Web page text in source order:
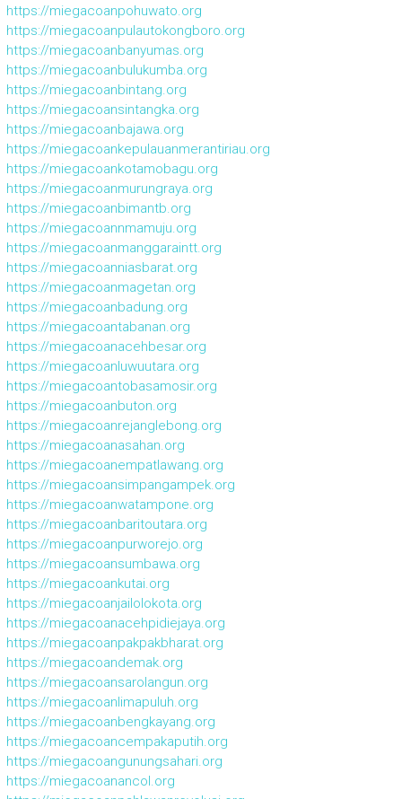
https://miegacoanpohuwato.org
https://miegacoanpulautokongboro.org
https://miegacoanbanyumas.org
https://miegacoanbulukumba.org
https://miegacoanbintang.org
https://miegacoansintangka.org
https://miegacoanbajawa.org
https://miegacoankepulauanmerantiriau.org
https://miegacoankotamobagu.org
https://miegacoanmurungraya.org
https://miegacoanbimantb.org
https://miegacoannmamuju.org
https://miegacoanmanggaraintt.org
https://miegacoanniasbarat.org
https://miegacoanmagetan.org
https://miegacoanbadung.org
https://miegacoantabanan.org
https://miegacoanacehbesar.org
https://miegacoanluwuutara.org
https://miegacoantobasamosir.org
https://miegacoanbuton.org
https://miegacoanrejanglebong.org
https://miegacoanasahan.org
https://miegacoanempatlawang.org
https://miegacoansimpangampek.org
https://miegacoanwatampone.org
https://miegacoanbaritoutara.org
https://miegacoanpurworejo.org
https://miegacoansumbawa.org
https://miegacoankutai.org
https://miegacoanjailolokota.org
https://miegacoanacehpidiejaya.org
https://miegacoanpakpakbharat.org
https://miegacoandemak.org
https://miegacoansarolangun.org
https://miegacoanlimapuluh.org
https://miegacoanbengkayang.org
https://miegacoancempakaputih.org
https://miegacoangunungsahari.org
https://miegacoanancol.org